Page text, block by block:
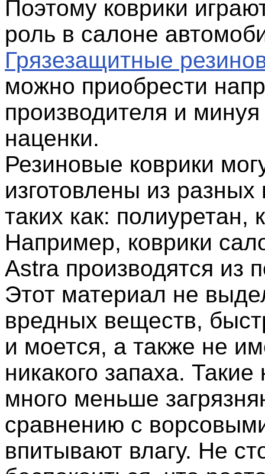
Поэтому коврики
роль в салоне
Грязезащитные
можно приобрести
производителя и
наценки.
Резиновые коврики
изготовлены из
таких как: полиуретан,
Например, коврики
Astra производятся из
Этот материал не
вредных веществ,
и моется, а также не
никакого запаха. Такие
много меньше
сравнению с
впитывают влагу. Не